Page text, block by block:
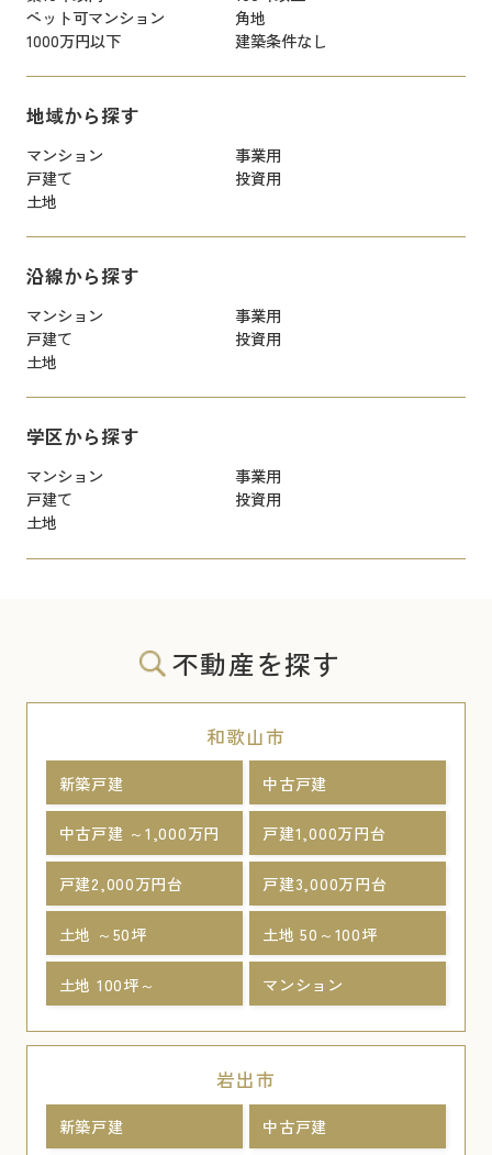
ペット可マンション
角地
1000万円以下
建築条件なし
地域から探す
マンション
事業用
戸建て
投資用
土地
沿線から探す
マンション
事業用
戸建て
投資用
土地
学区から探す
マンション
事業用
戸建て
投資用
土地
不動産を探す
和歌山市
新築戸建 中古戸建
中古戸建 ～1,000万円 戸建1,000万円台
戸建2,000万円台 戸建3,000万円台
土地 ～50坪 土地 50～100坪
土地 100坪～ マンション
岩出市
新築戸建 中古戸建